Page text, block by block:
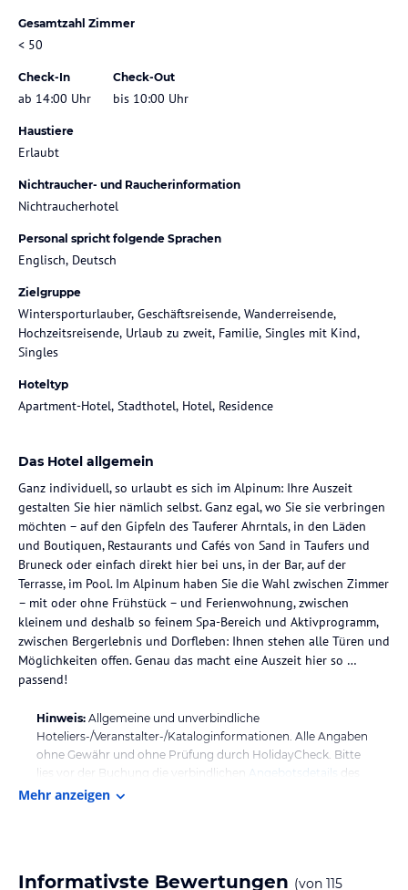
Gesamtzahl Zimmer
< 50
Check-In
ab 14:00 Uhr
Check-Out
bis 10:00 Uhr
Haustiere
Erlaubt
Nichtraucher- und Raucherinformation
Nichtraucherhotel
Personal spricht folgende Sprachen
Englisch, Deutsch
Zielgruppe
Wintersporturlauber, Geschäftsreisende, Wanderreisende,
Hochzeitsreisende, Urlaub zu zweit, Familie, Singles mit Kind,
Singles
Hoteltyp
Apartment-Hotel, Stadthotel, Hotel, Residence
Das Hotel allgemein
Ganz individuell, so urlaubt es sich im Alpinum: Ihre Auszeit
gestalten Sie hier nämlich selbst. Ganz egal, wo Sie sie verbringen
möchten – auf den Gipfeln des Tauferer Ahrntals, in den Läden
und Boutiquen, Restaurants und Cafés von Sand in Taufers und
Bruneck oder einfach direkt hier bei uns, in der Bar, auf der
Terrasse, im Pool. Im Alpinum haben Sie die Wahl zwischen Zimmer
– mit oder ohne Frühstück – und Ferienwohnung, zwischen
kleinem und deshalb so feinem Spa-Bereich und Aktivprogramm,
zwischen Bergerlebnis und Dorfleben: Ihnen stehen alle Türen und
Möglichkeiten offen. Genau das macht eine Auszeit hier so …
passend!
Hinweis: Allgemeine und unverbindliche
Hoteliers-/Veranstalter-/Kataloginformationen. Alle Angaben
ohne Gewähr und ohne Prüfung durch HolidayCheck. Bitte
lies vor der Buchung die verbindlichen Angebotsdetails
des
jeweiligen Veranstalters.
Mehr anzeigen
Informativste Bewertungen (von 115